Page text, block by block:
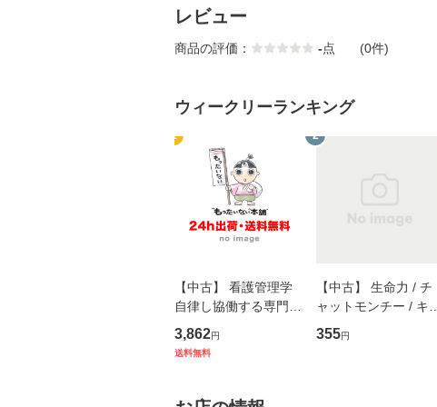
レビュー
商品の評価： -点 (0件)
ウィークリーランキング
1
【中古】 看護管理学
自律し協働する専門職
の看護マネジメントス
キル 改訂第3版 (看護
堂 [単行
3,862円
送料無料
2
【中古】 生命力 / チ
ャットモンチー / キュ
ーンレコード [CD]
【メール便送料無料】
355円